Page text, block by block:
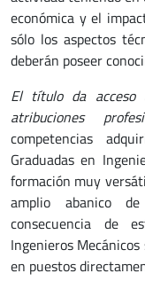
económica y el
sólo los aspectos
deberán poseer
El título da acceso
atribuciones
competencias
Graduadas en
formación muy
amplio abanico de
consecuencia de
Ingenieros
en puestos